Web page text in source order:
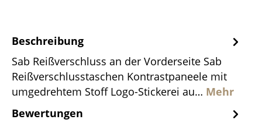
Beschreibung
Sab Reißverschluss an der Vorderseite Sab
Reißverschlusstaschen Kontrastpaneele mit
umgedrehtem Stoff Logo-Stickerei au… Mehr
Bewertungen